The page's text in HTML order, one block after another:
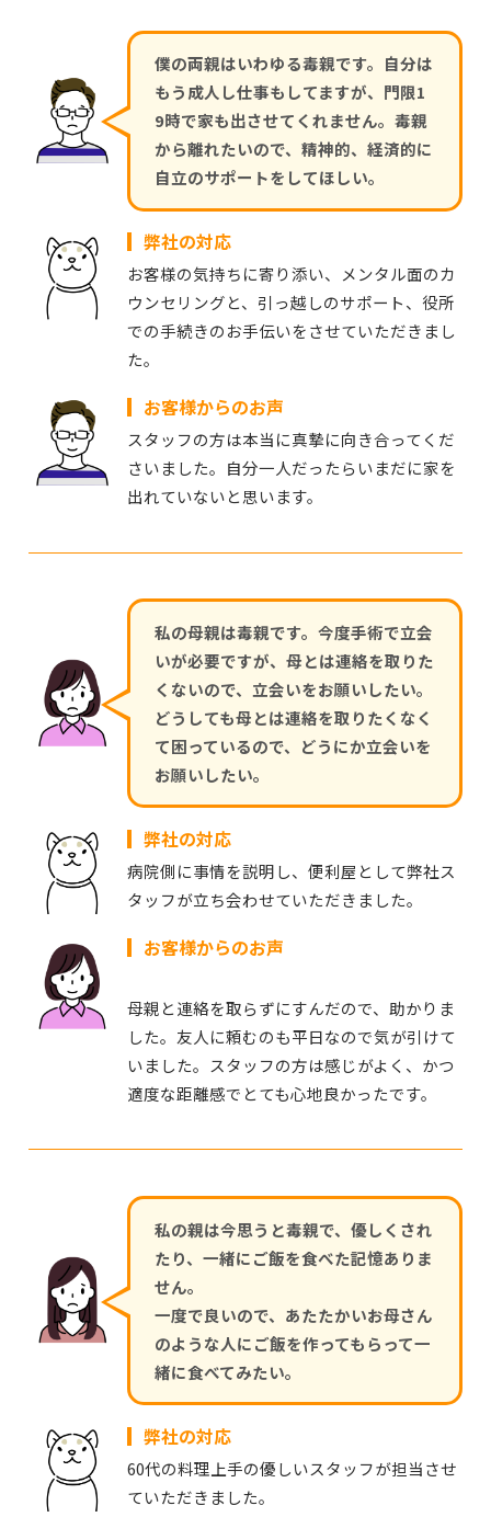
僕の両親はいわゆる毒親です。自分は
もう成人し仕事もしてますが、門限1
9時で家も出させてくれません。毒親
から離れたいので、精神的、経済的に
自立のサポートをしてほしい。
弊社の対応
お客様の気持ちに寄り添い、メンタル面のカ
ウンセリングと、引っ越しのサポート、役所
での手続きのお手伝いをさせていただきまし
た。
お客様からのお声
スタッフの方は本当に真摯に向き合ってくだ
さいました。自分一人だったらいまだに家を
出れていないと思います。
私の母親は毒親です。今度手術で立会
いが必要ですが、母とは連絡を取りた
くないので、立会いをお願いしたい。
どうしても母とは連絡を取りたくなく
て困っているので、どうにか立会いを
お願いしたい。
弊社の対応
病院側に事情を説明し、便利屋として弊社ス
タッフが立ち会わせていただきました。
お客様からのお声
母親と連絡を取らずにすんだので、助かりま
した。友人に頼むのも平日なので気が引けて
いました。スタッフの方は感じがよく、かつ
適度な距離感でとても心地良かったです。
私の親は今思うと毒親で、優しくされ
たり、一緒にご飯を食べた記憶ありま
せん。
一度で良いので、あたたかいお母さん
のような人にご飯を作ってもらって一
緒に食べてみたい。
弊社の対応
60代の料理上手の優しいスタッフが担当させ
ていただきました。